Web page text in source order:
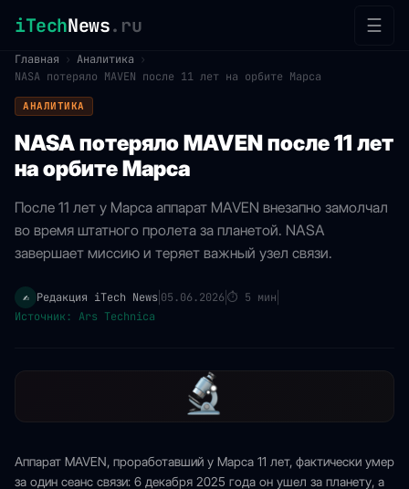
iTechNews.ru ☰
Главная › Аналитика
›
NASA потеряло MAVEN после 11 лет на орбите Марса
АНАЛИТИКА
NASA потеряло MAVEN после 11 лет
на орбите Марса
После 11 лет у Марса аппарат MAVEN внезапно замолчал
во время штатного пролета за планетой. NASA
завершает миссию и теряет важный узел связи.
✍️ Редакция iTech News 05.06.2026⏱ 5 мин
Источник: Ars Technica
Аппарат MAVEN, проработавший у Марса 11 лет, фактически умер
за один сеанс связи: 6 декабря 2025 года он ушел за планету, а